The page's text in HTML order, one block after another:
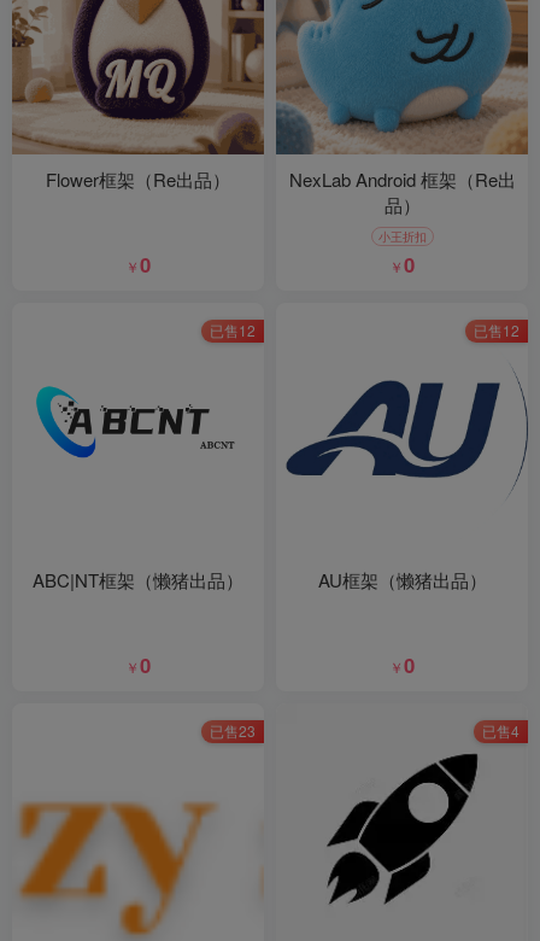
Flower框架（Re出品）
￥0
NexLab Android 框架（Re出
品）
小王折扣
￥0
已售12
ABC|NT框架（懒猪出品）
￥0
已售12
AU框架（懒猪出品）
￥0
已售23 已售4